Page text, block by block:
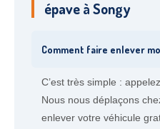
épave à Songy
Comment faire enlever
C’est très simple :
Nous nous déplaçons
enlever votre véhicule